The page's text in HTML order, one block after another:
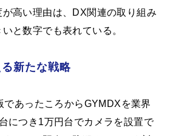
高い理由は、DX関連の取り組み
と数字でも表れている。
新たな戦略
であったころからGYMDXを業界
につき1万円台でカメラを設置で